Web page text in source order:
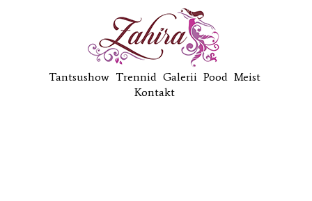
Tantsushow Trennid Galerii Pood Meist
Kontakt